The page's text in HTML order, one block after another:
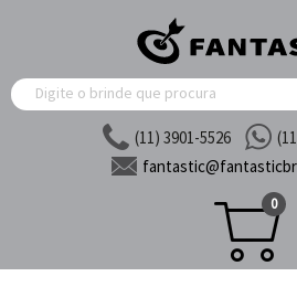
(11) 3901-5526
fantastic@
0